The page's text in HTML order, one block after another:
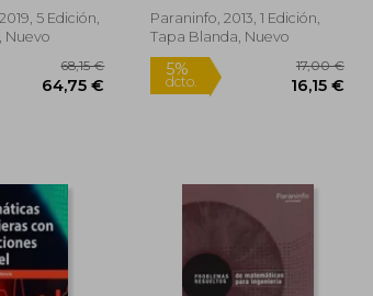
5 Edición,
Nuevo
Gonz&Aacute;Lez;
Jos&Eacute;
Ram&Oacute;N
Fern&Aacute;Ndez
Mor&Aacute;N
Paraninfo, 2013, 1 Edición,
Tapa Blanda, Nuevo
5%